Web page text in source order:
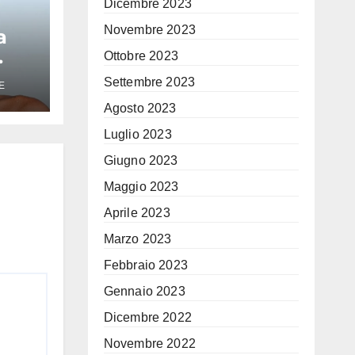
Dicembre 2023
Novembre 2023
Ottobre 2023
Settembre 2023
Agosto 2023
Luglio 2023
Giugno 2023
Maggio 2023
Aprile 2023
Marzo 2023
Febbraio 2023
Gennaio 2023
Dicembre 2022
Novembre 2022